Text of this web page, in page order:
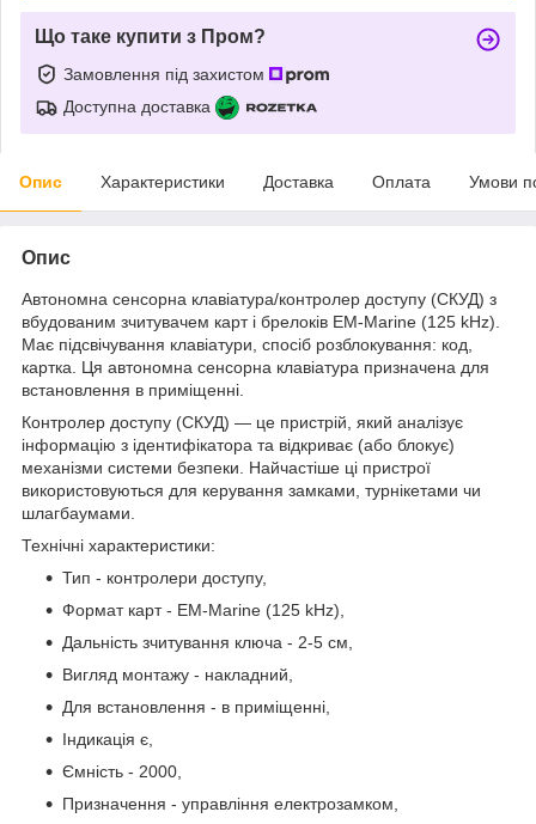
Що таке купити з Пром?
Замовлення під захистом
Доступна доставка
Опис Характеристики Доставка Оплата Умови
Опис
Автономна сенсорна клавіатура/контролер доступу (СКУД) з
вбудованим зчитувачем карт і брелоків EM-Marine (125 kHz).
Має підсвічування клавіатури, спосіб розблокування: код,
картка. Ця автономна сенсорна клавіатура призначена для
встановлення в приміщенні.
Контролер доступу (СКУД) — це пристрій, який аналізує
інформацію з ідентифікатора та відкриває (або блокує)
механізми системи безпеки. Найчастіше ці пристрої
використовуються для керування замками, турнікетами чи
шлагбаумами.
Технічні характеристики:
Тип - контролери доступу,
Формат карт - EM-Marine (125 kHz),
Дальність зчитування ключа - 2-5 см,
Вигляд монтажу - накладний,
Для встановлення - в приміщенні,
Індикація є,
Ємність - 2000,
Призначення - управління електрозамком,